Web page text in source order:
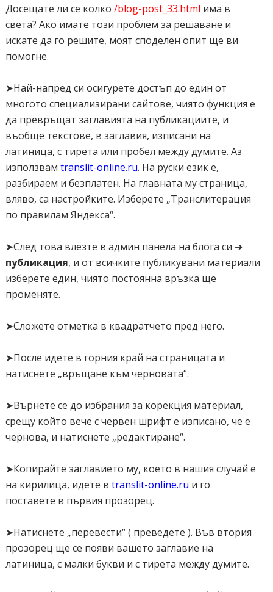
Досещате ли се колко /blog-post_33.html има в
света? Ако имате този проблем за решаване и
искате да го решите, моят споделен опит ще ви
помогне.
➤Най-напред си осигурете достъп до един от
многото специализирани сайтове, чиято функция е
да превръщат заглавията на публикациите, и
въобще текстове, в заглавия, изписани на
латиница, с тирета или пробел между думите. Аз
използвам translit-online.ru. На руски език е,
разбираем и безплатен. На главната му страница,
вляво, са настройките. Изберете „Транслитерация
по правилам Яндекса“.
➤След това влезте в админ панела на блога си ➔
публикация, и от всичките публикувани материали
изберете един, чиято постоянна връзка ще
променяте.
➤Сложете отметка в квадратчето пред него.
➤После идете в горния край на страницата и
натиснете „връщане към черновата“.
➤Върнете се до избрания за корекция материал,
срещу който вече с червен шрифт е изписано, че е
чернова, и натиснете „редактиране“.
➤Копирайте заглавието му, което в нашия случай е
на кирилица, идете в translit-online.ru и го
поставете в първия прозорец.
➤Натиснете „перевести“ ( преведете ). Във втория
прозорец ще се появи вашето заглавие на
латиница, с малки букви и с тирета между думите.